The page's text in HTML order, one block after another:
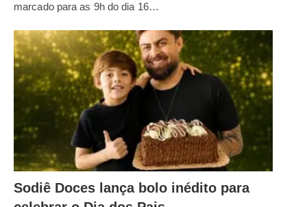
marcado para as 9h do dia 16…
Sodiê Doces lança bolo inédito para